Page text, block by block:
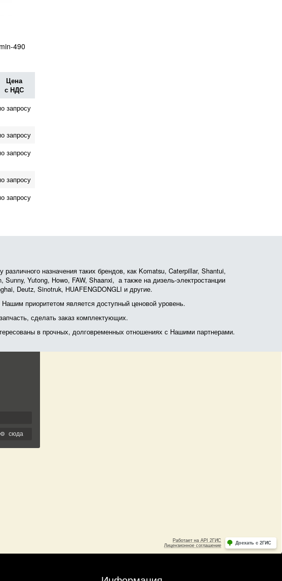
490
Цена
с НДС
запросу
запросу
запросу
запросу
запросу
назначения таких брендов, как Komatsu, Caterpillar, Shantui,
Yutong, Howo, FAW, Shaanxi, а также на дизель-электростанции
Deutz, Sinotruk, HUAFENGDONGLI и другие.
приоритетом является доступный ценовой уровень.
сделать заказ комплектующих.
в прочных, долговременных отношениях с Нашими партнерами.